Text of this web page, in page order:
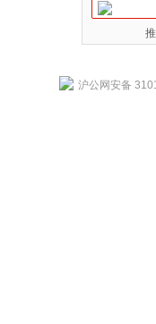
沪公网安备